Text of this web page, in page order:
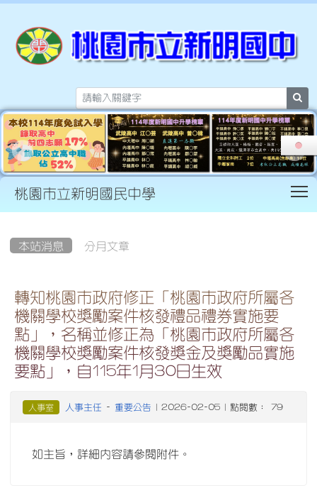
桃園市立新明國民中學
本站消息 分月文章
轉知桃園市政府修正「桃園市政府所屬各
機關學校獎勵案件核發禮品禮券實施要
點」，名稱並修正為「桃園市政府所屬各
機關學校獎勵案件核發獎金及獎勵品實施
要點」，自115年1月30日生效
人事室 人事主任 - 重要公告 | 2026-02-05 | 點閱數： 79
如主旨，詳細內容請參閱附件。